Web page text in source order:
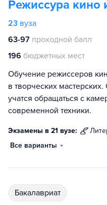
Режиссура кино
23 вуза
63-97 проходной балл
196 бюджетных мест
Обучение режиссеров
в творческих
учатся обращаться с
современной техники.
Экзамены в 21 вузе:
Все варианты
бакалавриат